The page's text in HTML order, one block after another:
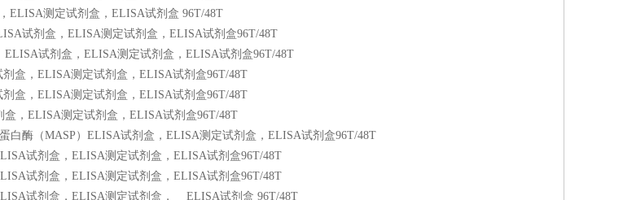
ELISA测定试剂盒，ELISA试剂盒 96T/48T
试剂盒，ELISA测定试剂盒，ELISA试剂盒96T/48T
ELISA试剂盒，ELISA测定试剂盒，ELISA试剂盒96T/48T
盒，ELISA测定试剂盒，ELISA试剂盒96T/48T
盒，ELISA测定试剂盒，ELISA试剂盒96T/48T
，ELISA测定试剂盒，ELISA试剂盒96T/48T
白酶（MASP）ELISA试剂盒，ELISA测定试剂盒，ELISA试剂盒96T/48T
试剂盒，ELISA测定试剂盒，ELISA试剂盒96T/48T
试剂盒，ELISA测定试剂盒，ELISA试剂盒96T/48T
试剂盒，ELISA测定试剂盒，
ELISA试剂盒 96T/48T